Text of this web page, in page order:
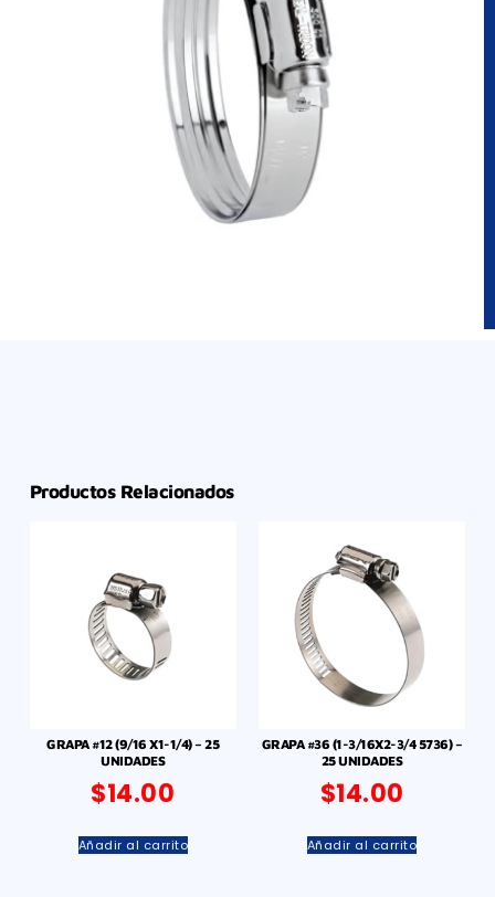
Productos Relacionados
GRAPA #12 (9/16 X1-1/4) – 25
UNIDADES
$14.00
Añadir al carrito
GRAPA #36 (1-3/16X2-3/4 5736) –
25 UNIDADES
$14.00
Añadir al carrito